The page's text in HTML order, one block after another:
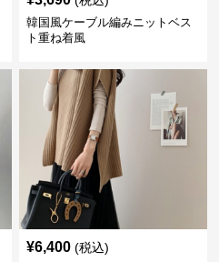
韓国風ケーブル編みニットベス
ト重ね着風
¥6,400 (税込)